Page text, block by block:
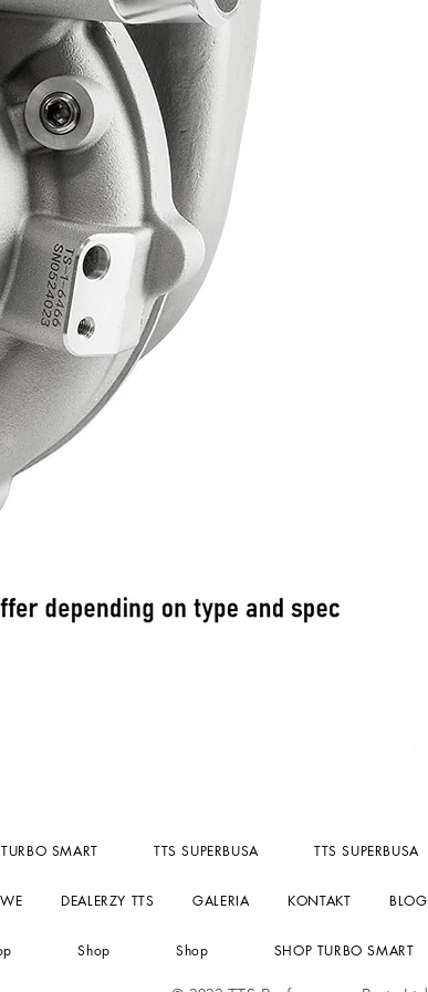
SMART TTS SUPERBUSA TTS SUPERBUSA
DEALERZY TTS GALERIA KONTAKT BLOG
Shop Shop SHOP TURBO SMART